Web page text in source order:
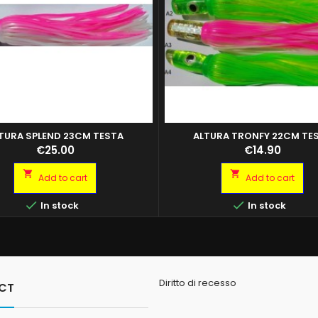
SPLEND 23CM TESTA
MADREPERLA
Price
€25.00
 Add to cart
 In stock
ALTURA TRONFY 22CM
MADREPERLA
Price
€14.90
 Add to cart
 In stock
Diritto di recesso